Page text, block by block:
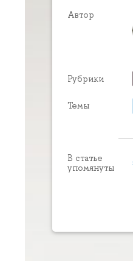
Автор
Рубрики
Темы
В статье
упомянуты